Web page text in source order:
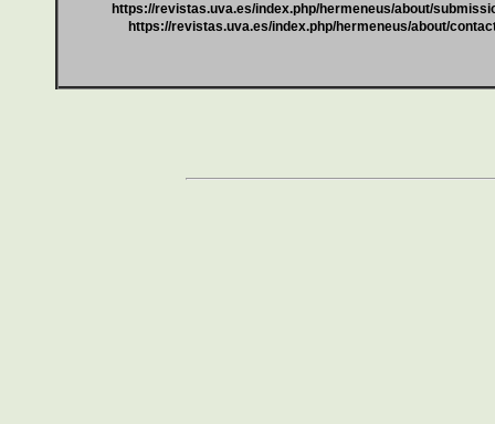
https://revistas.uva.es/index.php/hermeneus/about/
https://revistas.uva.es/index.php/hermeneus/about/